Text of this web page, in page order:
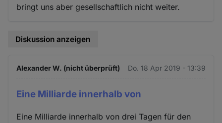
bringt uns aber gesellschaftlich nicht weiter.
Diskussion anzeigen
Alexander W. (nicht überprüft) Do. 18 Apr 2019 - 13:39
Eine Milliarde innerhalb von
Eine Milliarde innerhalb von drei Tagen für den